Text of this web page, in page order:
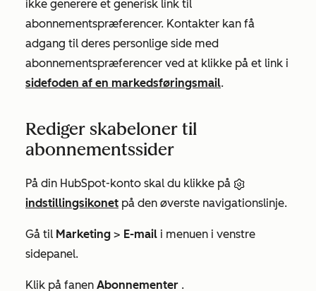
ikke generere et generisk link til
abonnementspræferencer. Kontakter kan få
adgang til deres personlige side med
abonnementspræferencer ved at klikke på et link i
sidefoden af en markedsføringsmail.
Rediger skabeloner til
abonnementssider
På din HubSpot-konto skal du klikke på
indstillingsikonet på den øverste navigationslinje.
Gå til Marketing > E-mail i menuen i venstre
sidepanel.
Klik på fanen Abonnementer .